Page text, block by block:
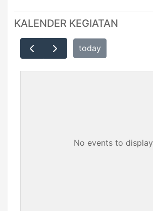
KALENDER KEGIATAN
today
No events to display